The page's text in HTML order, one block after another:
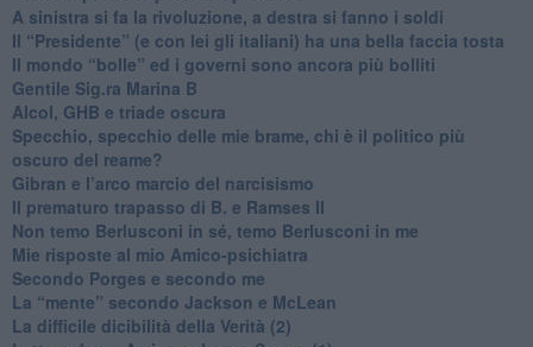
​A sinistra si fa la rivoluzione, a destra si fanno i soldi
​Il “Presidente” (e con lei gli italiani) ha una bella faccia tosta
​Il mondo “bolle” ed i governi sono ancora più bolliti
​Gentile Sig.ra Marina B
​Alcol, GHB e triade oscura
​Specchio, specchio delle mie brame, chi è il politico più
oscuro del reame?
​Gibran e l’arco marcio del narcisismo
​Il prematuro trapasso di B. e Ramses II
​Non temo Berlusconi in sé, temo Berlusconi in me
​Mie risposte al mio Amico-psichiatra
​Secondo Porges e secondo me
​La “mente” secondo Jackson e McLean
La difficile dicibilità della Verità (2)